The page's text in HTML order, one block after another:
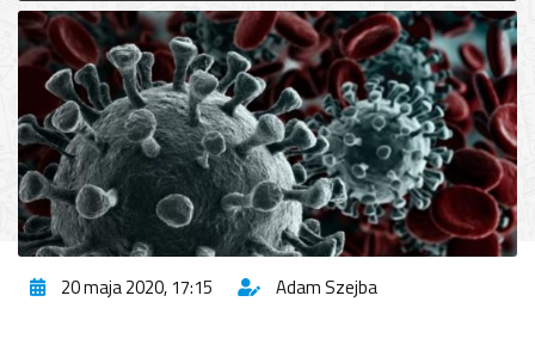
20 maja 2020, 17:15 Adam Szejba